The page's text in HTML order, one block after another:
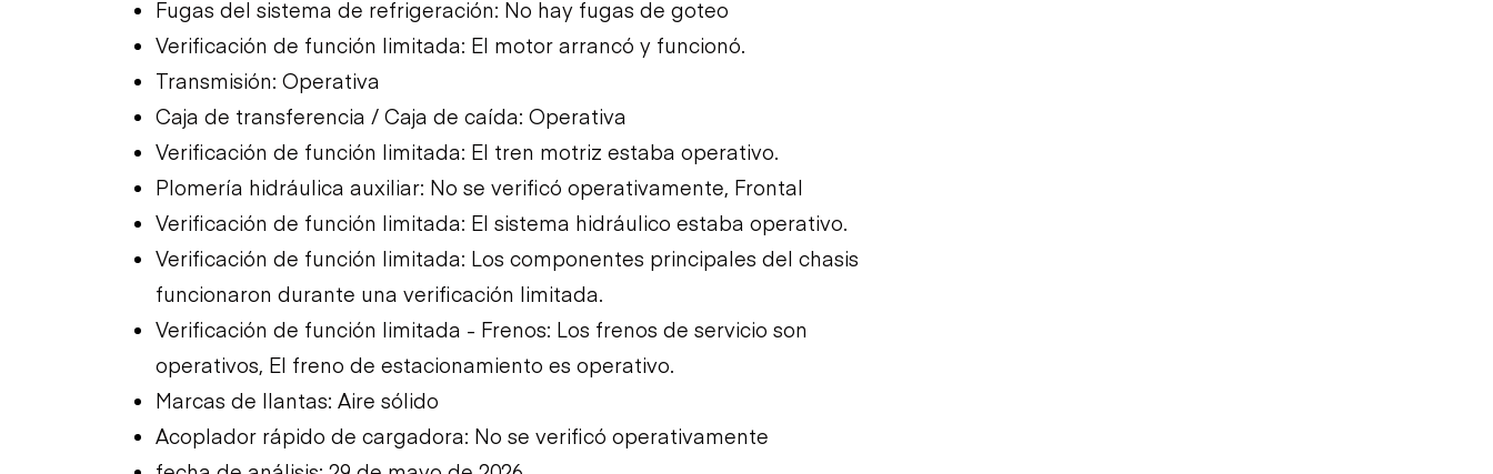
Fugas del sistema de refrigeración: No hay fugas de goteo
Verificación de función limitada: El motor arrancó y funcionó.
Transmisión: Operativa
Caja de transferencia / Caja de caída: Operativa
Verificación de función limitada: El tren motriz estaba operativo.
Plomería hidráulica auxiliar: No se verificó operativamente, Frontal
Verificación de función limitada: El sistema hidráulico estaba operativo.
Verificación de función limitada: Los componentes principales del chasis
funcionaron durante una verificación limitada.
Verificación de función limitada - Frenos: Los frenos de servicio son
operativos, El freno de estacionamiento es operativo.
Marcas de llantas: Aire sólido
Acoplador rápido de cargadora: No se verificó operativamente